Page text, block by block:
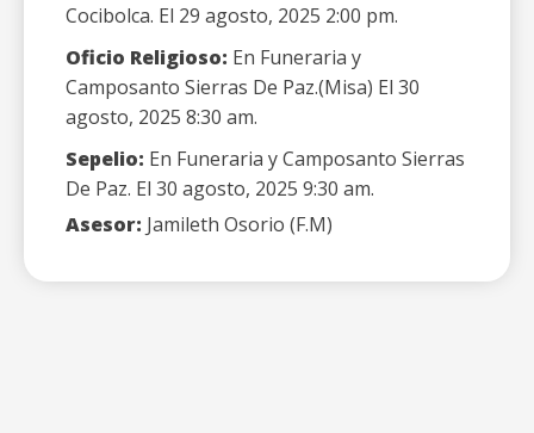
Cocibolca. El 29 agosto, 2025 2:00 pm.
Oficio Religioso: En Funeraria y
Camposanto Sierras De Paz.(Misa) El 30
agosto, 2025 8:30 am.
Sepelio: En Funeraria y Camposanto Sierras
De Paz. El 30 agosto, 2025 9:30 am.
Asesor: Jamileth Osorio (F.M)